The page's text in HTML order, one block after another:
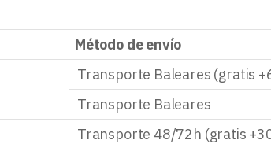
Método de envío
Transporte Baleares (gratis
Transporte Baleares
Transporte 48/72h (gratis